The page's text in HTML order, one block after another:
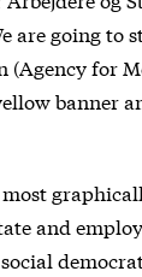
are going to
(Agency for
banner
and